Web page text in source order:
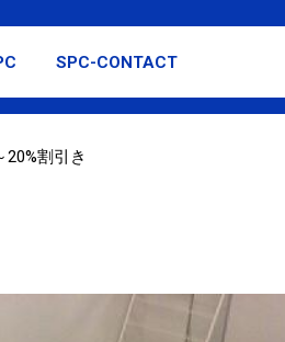
イン コンテンツに移動
SPC-CONTACT
20%割引き